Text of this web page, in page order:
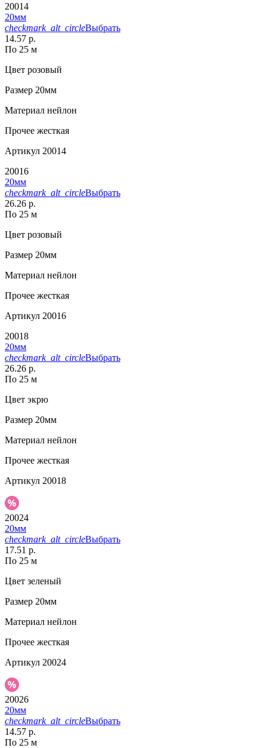
20014
20мм
checkmark_alt_circleВыбрать
14.57 р.
По 25 м
Цвет розовый
Размер 20мм
Материал нейлон
Прочее жесткая
Артикул 20014
20016
20мм
checkmark_alt_circleВыбрать
26.26 р.
По 25 м
Цвет розовый
Размер 20мм
Материал нейлон
Прочее жесткая
Артикул 20016
20018
20мм
checkmark_alt_circleВыбрать
26.26 р.
По 25 м
Цвет экрю
Размер 20мм
Материал нейлон
Прочее жесткая
Артикул 20018
20024
20мм
checkmark_alt_circleВыбрать
17.51 р.
По 25 м
Цвет зеленый
Размер 20мм
Материал нейлон
Прочее жесткая
Артикул 20024
20026
20мм
checkmark_alt_circleВыбрать
14.57 р.
По 25 м